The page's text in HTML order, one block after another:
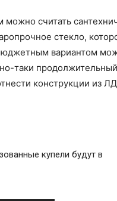
считать
стекло,
вариантом
таки
конструкции из
купели будут в